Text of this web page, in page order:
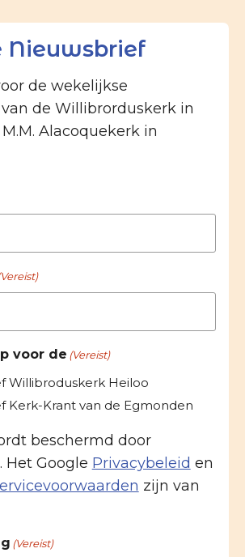
Nieuwsbrief
de wekelijkse
de Willibrorduskerk in
Alacoquekerk in
voor de (Vereist)
Willibroduskerk Heiloo
Kerk-Krant van de Egmonden
beschermd door
Het Google Privacybeleid en
zijn van
(Vereist)